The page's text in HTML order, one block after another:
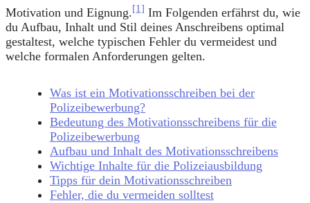
Motivation und Eignung.[1] Im Folgenden erfährst du, wie
du Aufbau, Inhalt und Stil deines Anschreibens optimal
gestaltest, welche typischen Fehler du vermeidest und
welche formalen Anforderungen gelten.
Was ist ein Motivationsschreiben bei der
Polizeibewerbung?
Bedeutung des Motivationsschreibens für die
Polizeibewerbung
Aufbau und Inhalt des Motivationsschreibens
Wichtige Inhalte für die Polizeiausbildung
Tipps für dein Motivationsschreiben
Fehler, die du vermeiden solltest